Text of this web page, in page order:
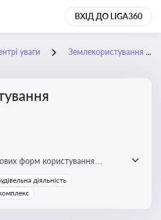
ВХІД ДО LIGA360
уваги Землекористування
форм користування
володіння та
ділянками різних форм
діяльність